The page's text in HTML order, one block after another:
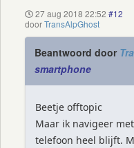
27 aug 2018 22:52 #12
doorTransAlpGhost
Beantwoord door
smartphone
Beetje offtopic
Maar ik navigeer
telefoon heel blijft.